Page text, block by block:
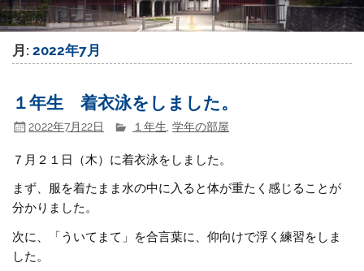
月:2022年7月
１年生 着衣泳をしました。
2022年7月22日 １年生 ,学年の部屋
７月２１日（木）に着衣泳をしました。
まず、服を着たまま水の中に入ると体が重たく感じることが
分かりました。
次に、「ういてまて」を合言葉に、仰向けで浮く練習をしま
した。